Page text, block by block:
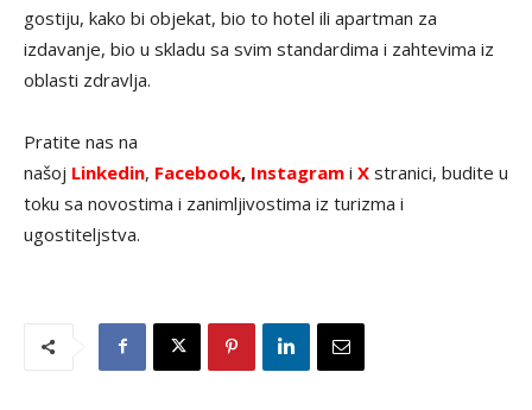
gostiju, kako bi objekat, bio to hotel ili apartman za
izdavanje, bio u skladu sa svim standardima i zahtevima iz
oblasti zdravlja.
Pratite nas na
našoj Linkedin, Facebook, Instagram i X stranici, budite u
toku sa novostima i zanimljivostima iz turizma i
ugostiteljstva.